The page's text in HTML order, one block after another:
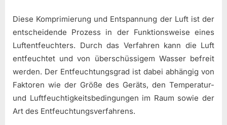
Diese Komprimierung und Entspannung der Luft ist der
entscheidende Prozess in der Funktionsweise eines
Luftentfeuchters. Durch das Verfahren kann die Luft
entfeuchtet und von überschüssigem Wasser befreit
werden. Der Entfeuchtungsgrad ist dabei abhängig von
Faktoren wie der Größe des Geräts, den Temperatur-
und Luftfeuchtigkeitsbedingungen im Raum sowie der
Art des Entfeuchtungsverfahrens.